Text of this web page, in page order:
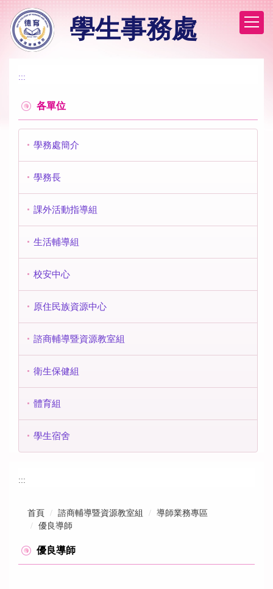
到
主
學生事務處
:::
各單位
學務處簡介
學務長
課外活動指導組
生活輔導組
校安中心
原住民族資源中心
諮商輔導暨資源教室組
衛生保健組
體育組
學生宿舍
:::
首頁 諮商輔導暨資源教室組
導師業務專區
優良導師
優良導師